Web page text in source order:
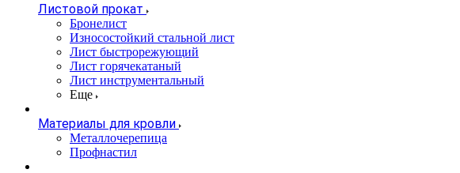
Листовой прокат
Бронелист
Износостойкий стальной лист
Лист быстрорежующий
Лист горячекатаный
Лист инструментальный
Еще
Материалы для кровли
Металлочерепица
Профнастил